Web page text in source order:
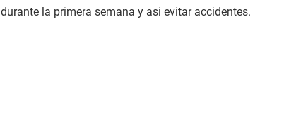
durante la primera semana y asi evitar accidentes.